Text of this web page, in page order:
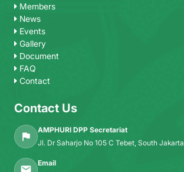
Members
News
Events
Gallery
Document
FAQ
Contact
Contact Us
AMPHURI DPP Secretariat
Jl. Dr Saharjo No 105 C Tebet, South Jakarta
Email